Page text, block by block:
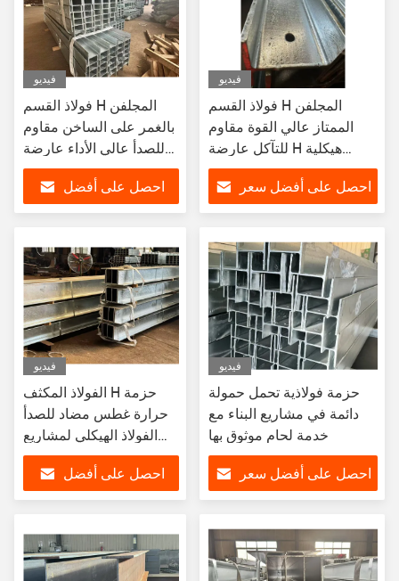
فيديو
فولاذ القسم H المجلفن
بالغمر على الساخن مقاوم
للصدأ عالي الأداء عارضة
هيكلية H
احصل على أفضل
فيديو
فولاذ القسم H المجلفن
الممتاز عالي القوة مقاوم
للتآكل عارضة H هيكلية
للصناعة
احصل على أفضل سعر
فيديو
الفولاذ المكثف H حزمة
حرارة غطس مضاد للصدأ
الفولاذ الهيكلي لمشاريع
البناء
احصل على أفضل
فيديو
حزمة فولاذية تحمل حمولة
دائمة في مشاريع البناء مع
خدمة لحام موثوق بها
احصل على أفضل سعر